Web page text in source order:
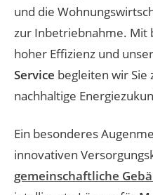
und die
zur Inbetriebnahme. Mit
hoher Effizienz und
Service begleiten wir Sie
nachhaltige
Ein besonderes
innovativen
gemeinschaftliche